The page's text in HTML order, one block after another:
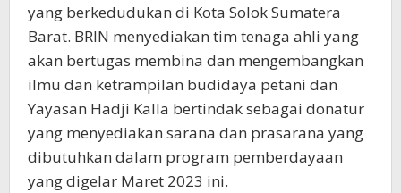
yang berkedudukan di Kota Solok Sumatera
Barat. BRIN menyediakan tim tenaga ahli yang
akan bertugas membina dan mengembangkan
ilmu dan ketrampilan budidaya petani dan
Yayasan Hadji Kalla bertindak sebagai donatur
yang menyediakan sarana dan prasarana yang
dibutuhkan dalam program pemberdayaan
yang digelar Maret 2023 ini.